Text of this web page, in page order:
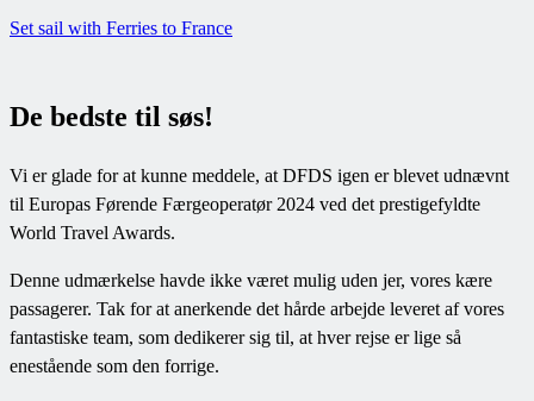
Set sail with Ferries to France
De bedste til søs!
Vi er glade for at kunne meddele, at DFDS igen er blevet udnævnt
til Europas Førende Færgeoperatør 2024 ved det prestigefyldte
World Travel Awards.
Denne udmærkelse havde ikke været mulig uden jer, vores kære
passagerer. Tak for at anerkende det hårde arbejde leveret af vores
fantastiske team, som dedikerer sig til, at hver rejse er lige så
enestående som den forrige.